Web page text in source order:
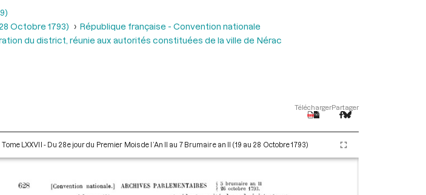
Octobre 1793)
République française - Convention nationale
du district, réunie aux autorités constituées de la ville de Nérac
TéléchargerPartager
Tome LXXVII - Du 28e jour du Premier Mois de l’An II au 7 Brumaire an II (19 au 28 Octobre 1793)